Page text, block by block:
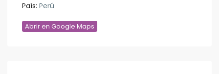
País: Perú
Abrir en Google Maps